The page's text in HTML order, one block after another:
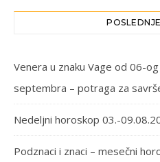
Venera u znaku Vage od 06-
septembra – potraga za
Nedeljni horoskop 03.-
Podznaci i znaci – mesečni